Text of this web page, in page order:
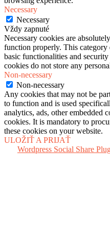
Necessary
Necessary
Vždy zapnuté
Necessary cookies are
function properly. This category
basic functionalities and
cookies do not store any
Non-necessary
Non-necessary
Any cookies that may not be
to function and is used
analytics, ads, other embedded
cookies. It is mandatory to
these cookies on your website.
ULOŽIŤ A PRIJAŤ
Wordpress Social Share